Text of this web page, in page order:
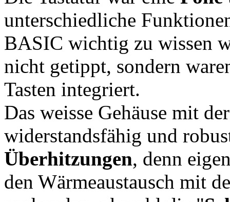
unterschiedliche
BASIC wichtig zu wissen
nicht getippt, sondern
Tasten integriert.
Das weisse Gehäuse mit
widerstandsfähig und
Überhitzungen, denn
den Wärmeaustausch mit